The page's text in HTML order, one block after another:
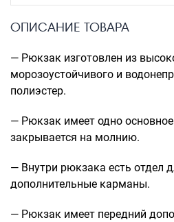
Рюкзаки
чемоданов
Саквояжи
Сумки
Сумки
Сумки для
ОПИСАНИЕ ТОВАРА
— Рюкзак изготовлен из
морозоустойчивого и
полиэстер.
— Рюкзак имеет одно
закрывается на молнию.
— Внутри рюкзака есть отдел
дополнительные карманы.
— Рюкзак имеет передний